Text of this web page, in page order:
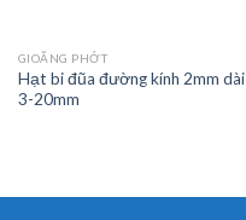
GIOĂNG PHỚT
Hạt bi đũa đường kính 2mm dài
3-20mm